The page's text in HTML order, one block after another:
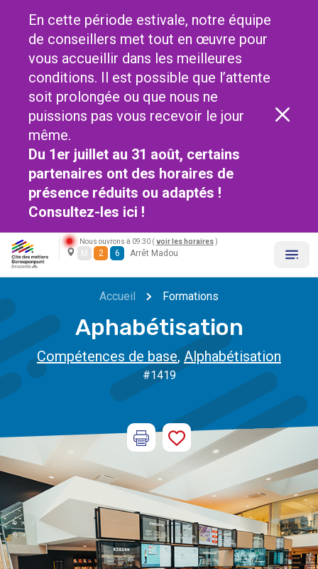
En cette période estivale, notre équipe
de conseillers met tout en œuvre pour
vous accueillir dans les meilleures
conditions. Il est possible que l’attente
soit prolongée ou que nous ne
puissions pas vous recevoir le jour
même.
Du 1er juillet au 31 août, certains
partenaires ont des horaires de
présence réduits ou adaptés !
Consultez-les ici !
Nous ouvrons à 09:30 ( voir les horaires )
M 2 6 Arrêt Madou
Accueil Formations
Aphabétisation
Compétences de base, Alphabétisation
#1419